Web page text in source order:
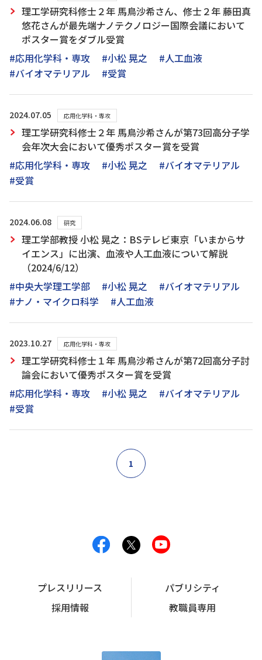
理工学研究科修士２年 馬鳥沙希さん、修士２年 藤田真
悠花さんが最先端ナノテクノロジー国際会議において
ポスター賞をダブル受賞
#応用化学科・専攻
#小松 晃之
#人工血液
#バイオマテリアル
#受賞
2024.07.05 応用化学科・専攻
理工学研究科修士２年 馬鳥沙希さんが第73回高分子学
会年次大会において優秀ポスター賞を受賞
#応用化学科・専攻
#小松 晃之
#バイオマテリアル
#受賞
2024.06.08 研究
理工学部教授 小松 晃之：BSテレビ東京「いまからサ
イエンス」に出演、血液や人工血液について解説
（2024/6/12）
#中央大学理工学部
#小松 晃之
#バイオマテリアル
#ナノ・マイクロ科学
#人工血液
2023.10.27 応用化学科・専攻
理工学研究科修士１年 馬鳥沙希さんが第72回高分子討
論会において優秀ポスター賞を受賞
#応用化学科・専攻
#小松 晃之
#バイオマテリアル
#受賞
1
プレスリリース
パブリシティ
採用情報
教職員専用